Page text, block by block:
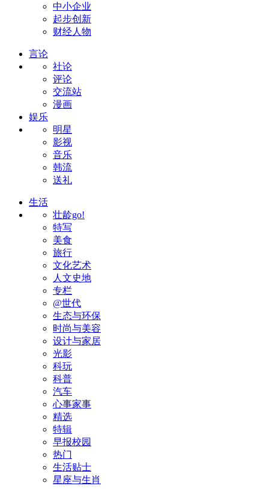
中小企业
起步创新
财经人物
言论
社论
评论
交流站
漫画
娱乐
明星
影视
音乐
韩流
送礼
生活
壮龄go!
特写
美食
旅行
文化艺术
人文史地
专栏
@世代
生态与环保
时尚与美容
设计与家居
光影
科玩
科普
汽车
心事家事
精选
特辑
早报校园
热门
生活贴士
星座与生肖